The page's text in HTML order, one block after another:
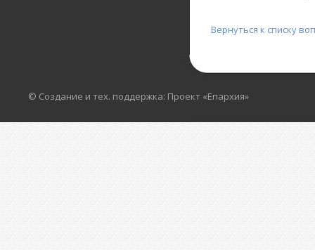
Вернуться к списку
© Создание и тех. поддержка: Проект «Епархия»